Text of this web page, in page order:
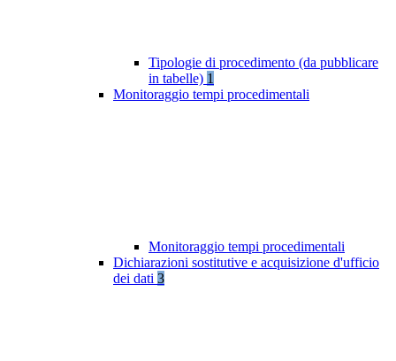
Tipologie di procedimento (da pubblicare
in tabelle) 1
Monitoraggio tempi procedimentali
Monitoraggio tempi procedimentali
Dichiarazioni sostitutive e acquisizione d'ufficio
dei dati 3